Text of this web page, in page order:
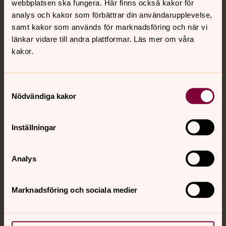
webbplatsen ska fungera. Här finns också kakor för
analys och kakor som förbättrar din användarupplevelse,
samt kakor som används för marknadsföring och när vi
länkar vidare till andra plattformar. Läs mer om våra
kakor.
Nödvändiga kakor
Inställningar
Analys
Marknadsföring och sociala medier
Se videon på YouTube i stället.
Ändra inställningar
För att se innehållet behöver du acceptera kakor
för marknadsföring.
Ändra dina marknadsföring för kakor
Skriv in ert postnummer för att hitta till just er